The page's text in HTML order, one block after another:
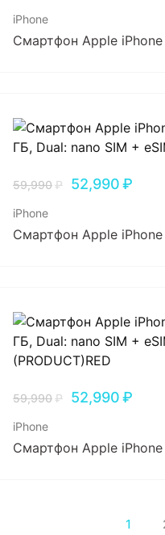
iPhone
Смартфон Apple
59,990₽ 52,990₽
iPhone
Смартфон Apple iPhone
59,990₽ 52,990₽
iPhone
Смартфон Apple iPhone
1